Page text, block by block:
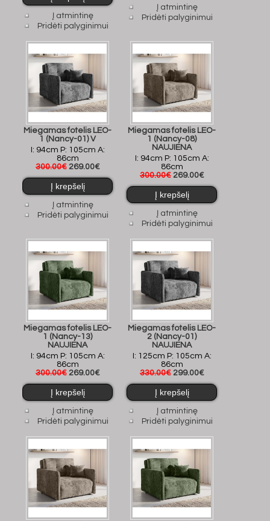
Į atmintinę
Pridėti palyginimui
Į atmintinę
Pridėti palyginimui
Miegamas fotelis LEO-
1 (Nancy-01) V
I: 94cm P: 105cm A:
86cm
300.00€ 269.00€
Į atmintinę
Pridėti palyginimui
Miegamas fotelis LEO-
1 (Nancy-08)
NAUJIENA
I: 94cm P: 105cm A:
86cm
300.00€ 269.00€
Į atmintinę
Pridėti palyginimui
Miegamas fotelis LEO-
1 (Nancy-13)
NAUJIENA
I: 94cm P: 105cm A:
86cm
300.00€ 269.00€
Į atmintinę
Pridėti palyginimui
Miegamas fotelis LEO-
2 (Nancy-01)
NAUJIENA
I: 125cm P: 105cm A:
86cm
330.00€ 299.00€
Į atmintinę
Pridėti palyginimui